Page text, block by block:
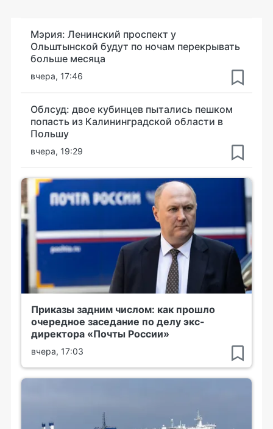
Мэрия: Ленинский проспект у
Ольштынской будут по ночам перекрывать
больше месяца
вчера, 17:46
Облсуд: двое кубинцев пытались пешком
попасть из Калининградской области в
Польшу
вчера, 19:29
Приказы задним числом: как прошло
очередное заседание по делу экс-
директора «Почты России»
вчера, 17:03